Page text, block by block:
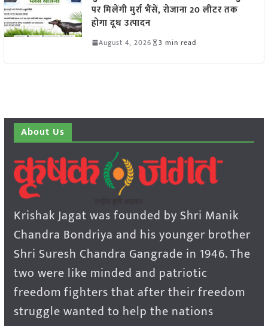
पर मिलेंगी मुर्रा भैंसें, रोजाना 20 लीटर तक
होगा दूध उत्पादन
August 4, 2026 3 min read
About Us
Krishak Jagat was founded by Shri Manik
Chandra Bondriya and his younger brother
Shri Suresh Chandra Gangrade in 1946. The
two were like minded and patriotic
freedom fighters that after their freedom
struggle wanted to help the nations